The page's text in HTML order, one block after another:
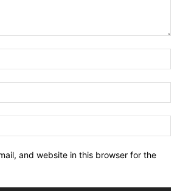
and website in this browser for the